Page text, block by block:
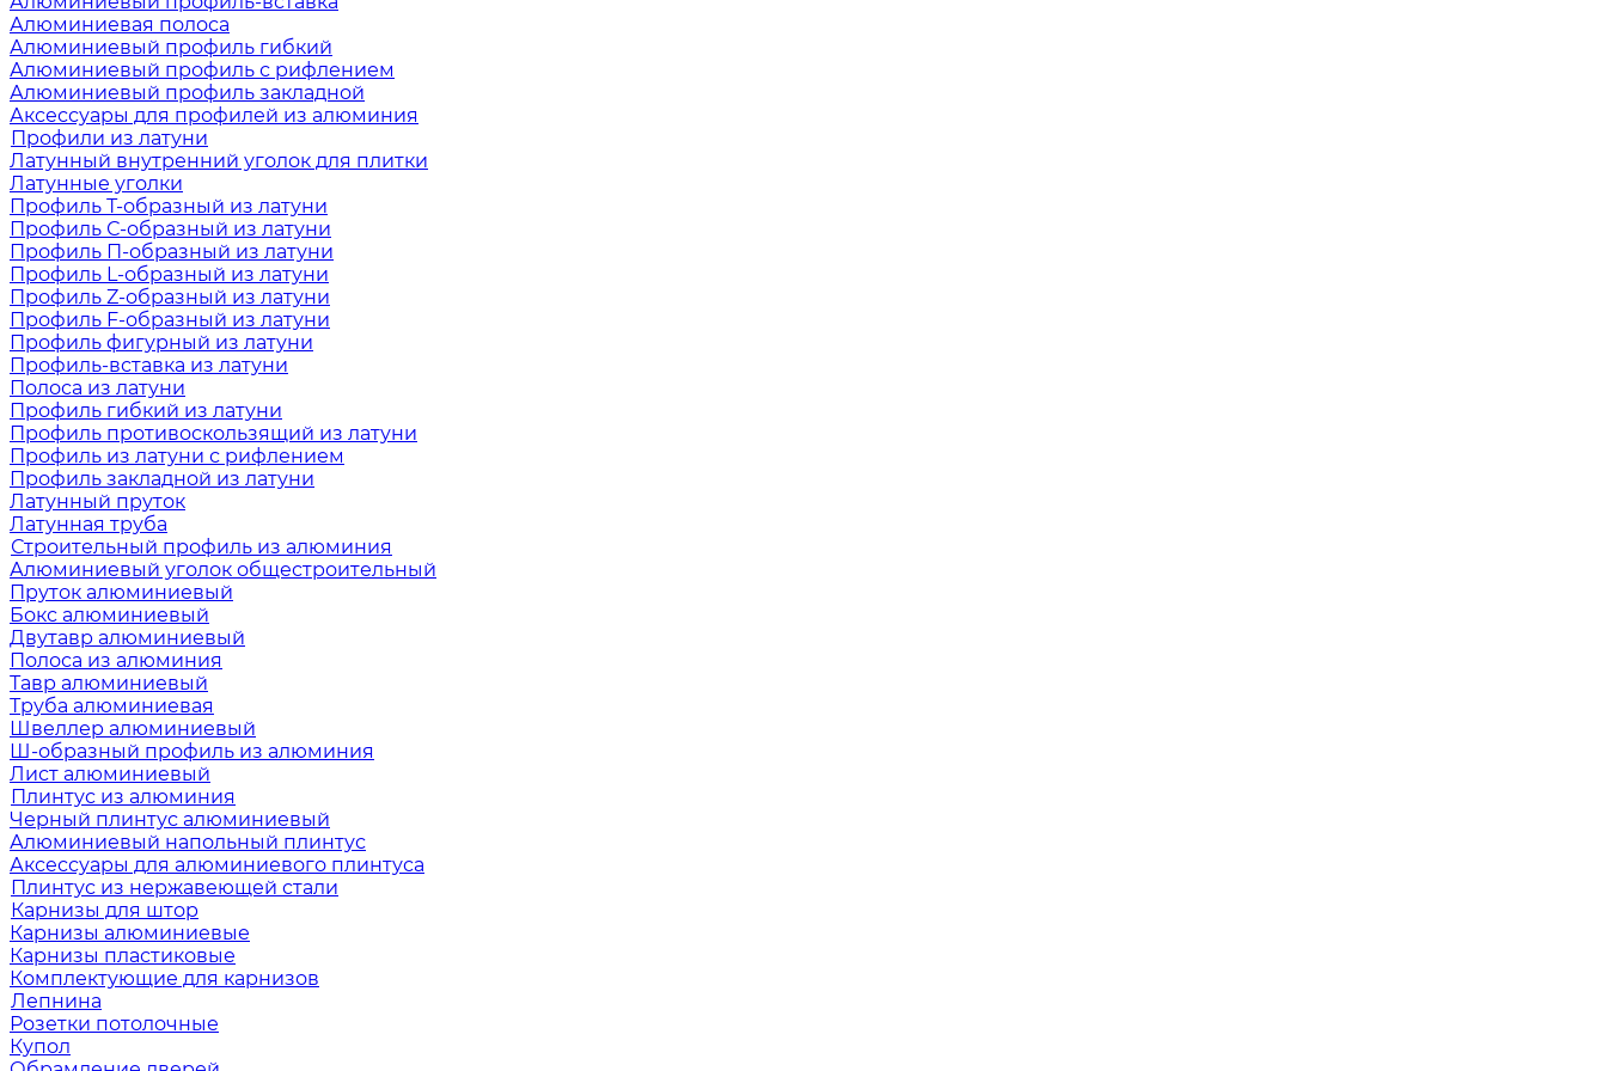
Алюминиевая полоса
Алюминиевый профиль гибкий
Алюминиевый профиль с рифлением
Алюминиевый профиль закладной
Аксессуары для профилей из алюминия
Профили из латуни
Латунный внутренний уголок для плитки
Латунные уголки
Профиль Т-образный из латуни
Профиль С-образный из латуни
Профиль П-образный из латуни
Профиль L-образный из латуни
Профиль Z-образный из латуни
Профиль F-образный из латуни
Профиль фигурный из латуни
Профиль-вставка из латуни
Полоса из латуни
Профиль гибкий из латуни
Профиль противоскользящий из латуни
Профиль из латуни с рифлением
Профиль закладной из латуни
Латунный пруток
Латунная труба
Строительный профиль из алюминия
Алюминиевый уголок общестроительный
Пруток алюминиевый
Бокс алюминиевый
Двутавр алюминиевый
Полоса из алюминия
Тавр алюминиевый
Труба алюминиевая
Швеллер алюминиевый
Ш-образный профиль из алюминия
Лист алюминиевый
Плинтус из алюминия
Черный плинтус алюминиевый
Алюминиевый напольный плинтус
Аксессуары для алюминиевого плинтуса
Плинтус из нержавеющей стали
Карнизы для штор
Карнизы алюминиевые
Карнизы пластиковые
Комплектующие для карнизов
Лепнина
Розетки потолочные
Купол